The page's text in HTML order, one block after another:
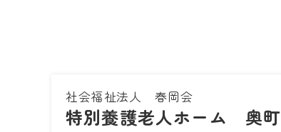
社会福祉法人 春岡会
特別養護老人ホーム 奥町